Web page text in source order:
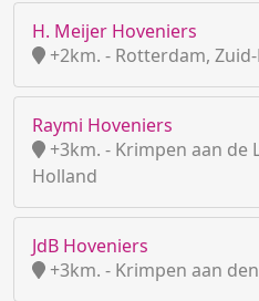
H. Meijer Hoveniers
+2km. - Rotterdam,
Raymi Hoveniers
+3km. - Krimpen aan de
Holland
JdB Hoveniers
+3km. - Krimpen aan